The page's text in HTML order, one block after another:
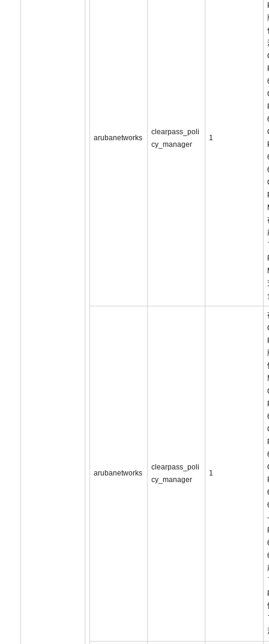
arubanetworks
clearpass_poli
cy_manager
1
arubanetworks
clearpass_poli
cy_manager
1